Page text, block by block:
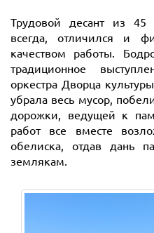
Трудовой десант из 45
всегда, отличился и
качеством работы.
традиционное
оркестра Дворца
убрала весь мусор,
дорожки, ведущей к
работ все вместе
обелиска, отдав дань
землякам.